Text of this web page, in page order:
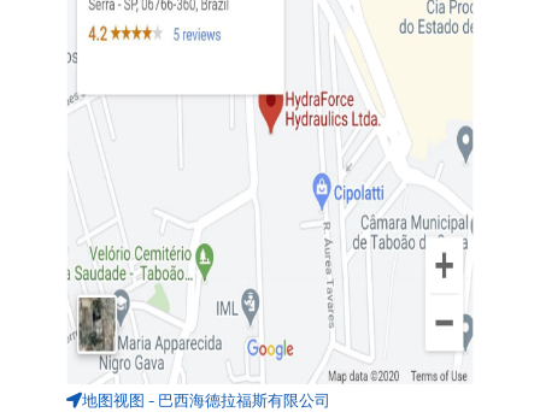
地图视图 - 巴西海德拉福斯有限公司